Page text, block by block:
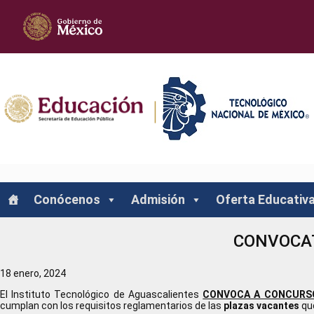
accesibilidad.
Presione
Control-
web
las
personas
están
un
lector
contenido
Conócenos
Admisión Oferta Educativa
18 enero, 2024
El Instituto Tecnológico de Aguascalientes CONVOCA A
cumplan con los requisitos reglamentarios de las plazas vacantes